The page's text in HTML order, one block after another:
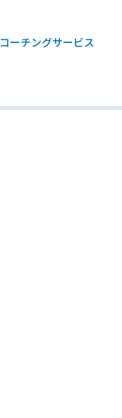
コーチングサービス